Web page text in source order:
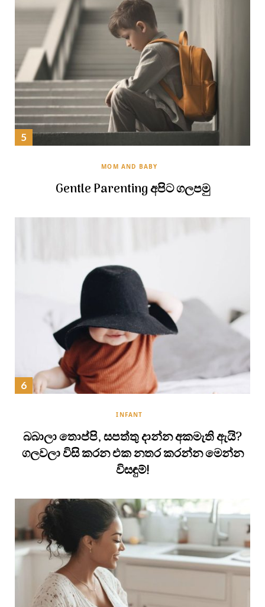
MOM AND BABY
Gentle Parenting අපිට ගලපමු
INFANT
බබාලා තොප්පි, සපත්තු දාන්න අකමැති ඇයි?
ගලවලා විසි කරන එක නතර කරන්න මෙන්න
විසඳුම්!